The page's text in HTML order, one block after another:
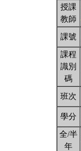
授課
教師
課號
課程
識別
碼
班次
學分
全/半
年